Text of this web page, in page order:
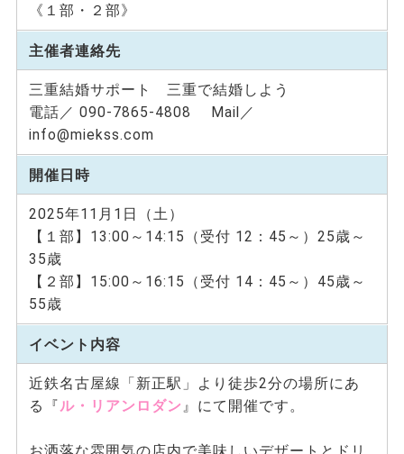
《１部・２部》
主催者連絡先
三重結婚サポート 三重で結婚しよう
電話／ 090-7865-4808 Mail／
info@miekss.com
開催日時
2025年11月1日（土）
【１部】13:00～14:15（受付 12：45～）25歳～
35歳
【２部】15:00～16:15（受付 14：45～）45歳～
55歳
イベント内容
近鉄名古屋線「新正駅」より徒歩2分の場所にあ
る『ル・リアンロダン 』にて開催です。